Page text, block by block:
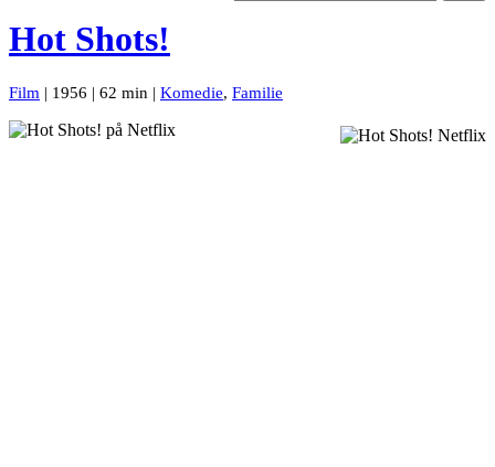
Hot Shots!
Film | 1956 | 62 min | Komedie, Familie